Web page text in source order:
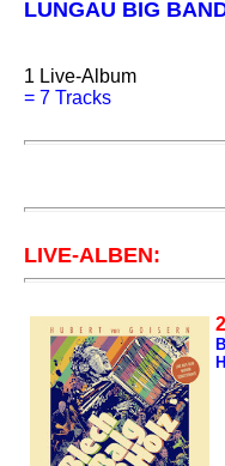
LUNGAU BIG
1 Live-Album
= 7 Tracks
LIVE-ALBEN: